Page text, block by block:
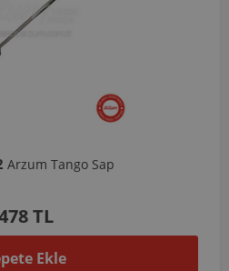
Arzum Tango Sap
TL
Ekle